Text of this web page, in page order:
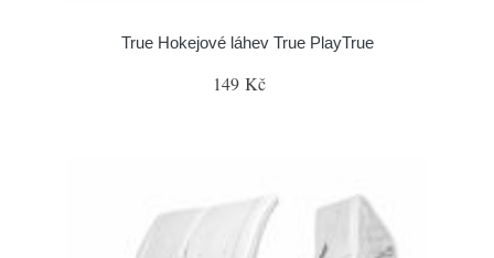
True Hokejové láhev True PlayTrue
149 Kč